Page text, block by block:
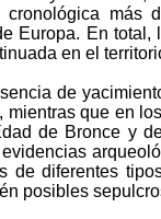
cronológica
Europa. En
en el
de
mientras que en
de Bronce y
de diferentes
posibles